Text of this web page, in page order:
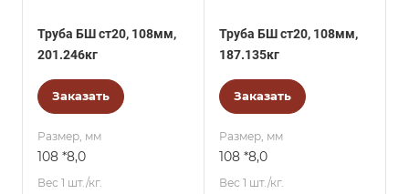
Труба БШ ст20, 108мм,
201.246кг
Заказать
Размер, мм
108 *8,0
Вес 1 шт./кг.
Труба БШ ст20, 108мм,
187.135кг
Заказать
Размер, мм
108 *8,0
Вес 1 шт./кг.